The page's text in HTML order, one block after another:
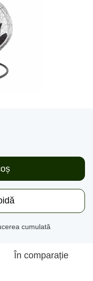
cumulată
În comparație